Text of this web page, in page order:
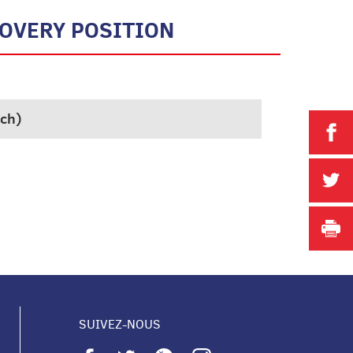
POSITION
SUIVEZ-NOUS